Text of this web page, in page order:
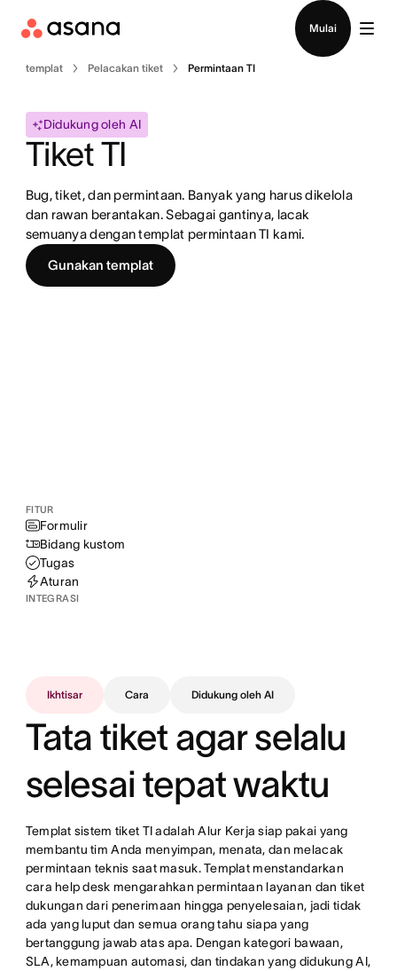
Mulai
templat Pelacakan tiket Permintaan TI
Didukung oleh AI
Tiket TI
Bug, tiket, dan permintaan. Banyak yang harus dikelola
dan rawan berantakan. Sebagai gantinya, lacak
semuanya dengan templat permintaan TI kami.
Gunakan templat
FITUR
Formulir
Bidang kustom
Tugas
Aturan
INTEGRASI
Ikhtisar Cara Didukung oleh AI
Tata tiket agar selalu
selesai tepat waktu
Templat sistem tiket TI adalah Alur Kerja siap pakai yang
membantu tim Anda menyimpan, menata, dan melacak
permintaan teknis saat masuk. Templat menstandarkan
cara help desk mengarahkan permintaan layanan dan tiket
dukungan dari penerimaan hingga penyelesaian, jadi tidak
ada yang luput dan semua orang tahu siapa yang
bertanggung jawab atas apa. Dengan kategori bawaan,
SLA, kemampuan automasi, dan tindakan yang didukung AI,